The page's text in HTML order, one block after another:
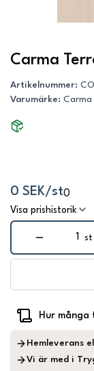
Carma
Artikelnummer:
Varumärke: Carma
0 SEK/st0
Visa prishistorik
st
Hur
Hemleverans
Vi är med i